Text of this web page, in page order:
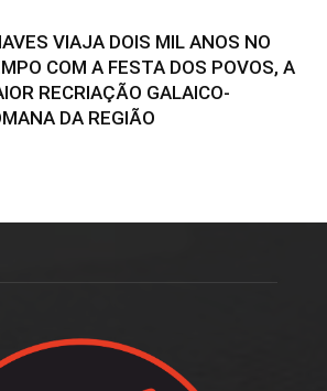
VIAJA DOIS MIL ANOS NO
COM A FESTA DOS POVOS, A
RECRIAÇÃO GALAICO-
DA REGIÃO